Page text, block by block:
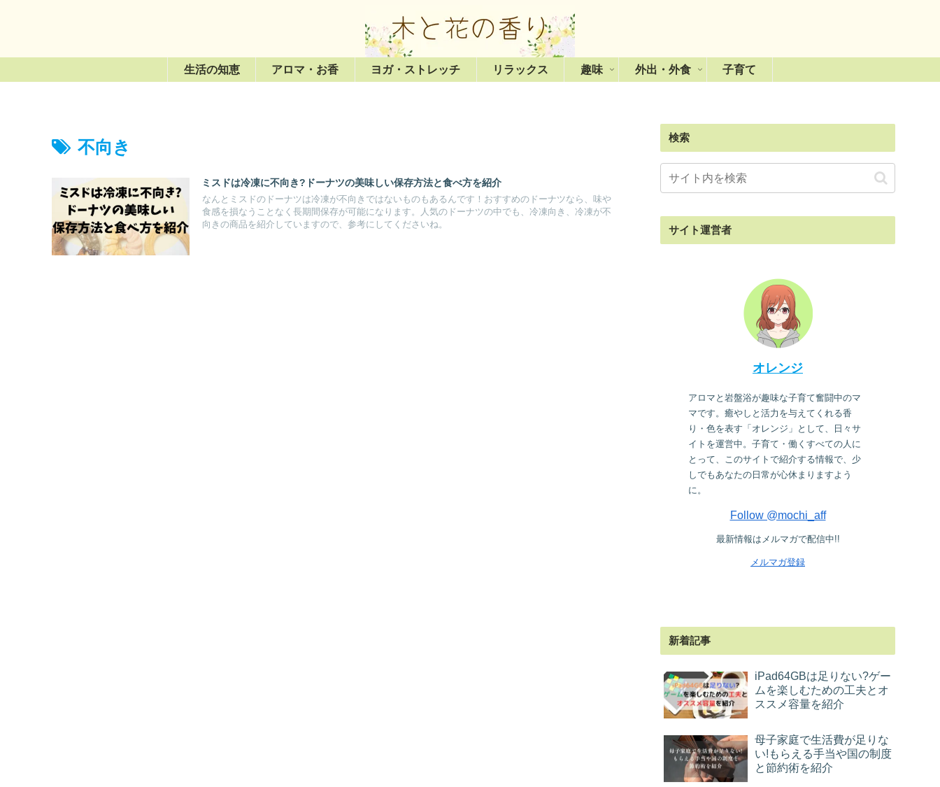
生活の知恵 アロマ・お香 ヨガ・ストレッチ リラックス 趣味 外出・外食 子育て
不向き
ミスドは冷凍に不向き?ドーナツの美味しい保存方法と食べ方を紹介
なんとミスドのドーナツは冷凍が不向きではないものもあるんです！おすすめのドーナツなら、味や
食感を損なうことなく長期間保存が可能になります。人気のドーナツの中でも、冷凍向き、冷凍が不
向きの商品を紹介していますので、参考にしてくださいね。
検索
サイト運営者
オレンジ
アロマと岩盤浴が趣味な子育て奮闘中のマ
マです。癒やしと活力を与えてくれる香
り・色を表す「オレンジ」として、日々サ
イトを運営中。子育て・働くすべての人に
とって、このサイトで紹介する情報で、少
しでもあなたの日常が心休まりますよう
に。
Follow @mochi_aff
最新情報はメルマガで配信中!!
メルマガ登録
新着記事
iPad64GBは足りない?ゲー
ムを楽しむための工夫とオ
ススメ容量を紹介
母子家庭で生活費が足りな
い!もらえる手当や国の制度
と節約術を紹介